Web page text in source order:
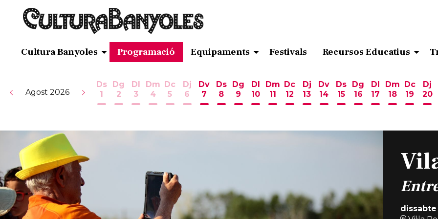
Cultura Banyoles Programació Equipaments Festivals Recursos Educatius
Agost 2026
Ds
1
Dissabte 1 d'agost
Dg
2
Diumenge 2 d'agost
Dl
3
Dilluns 3 d'agost
Dm
4
Dimarts 4 d'agost
Dc
5
Dimecres 5 d'agost
Dj
6
Dijous 6 d'agost
Dv
7
Divendres 7 d'agost
Ds
8
Dissabte 8 d'agost
Dg
9
Diumenge 9 d'agost
Dl
10
Dilluns 10 d'agost
Dm
11
Dimarts 11 d'agost
Dc
12
Dimecres 12 d'agost
Dj
13
Dijous 13 d'agost
Dv
14
Divendres 14 d'agost
Ds
15
Dissabte 15 d'agost
Dg
16
Diumenge 16
Dl
17
Dilluns 17
Dm
18
Dimarts 18
Dc
19
Dj
20